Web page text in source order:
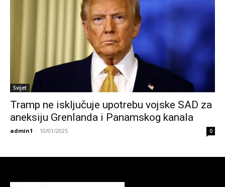
Svijet
Tramp ne isključuje upotrebu vojske SAD za
aneksiju Grenlanda i Panamskog kanala
admin1 - 10/01/2025 0